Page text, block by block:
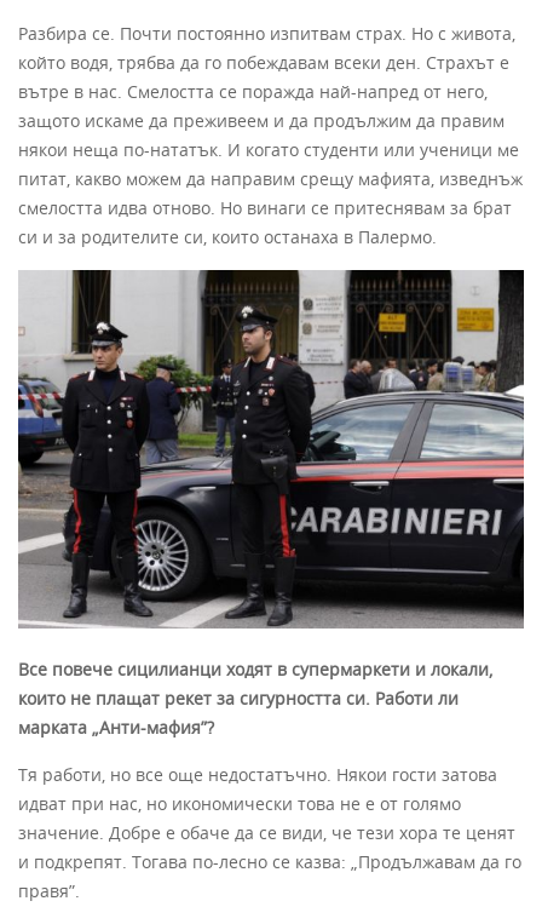
Разбира се. Почти постоянно изпитвам страх. Но с живота,
който водя, трябва да го побеждавам всеки ден. Страхът е
вътре в нас. Смелостта се поражда най-напред от него,
защото искаме да преживеем и да продължим да правим
някои неща по-нататък. И когато студенти или ученици ме
питат, какво можем да направим срещу мафията, изведнъж
смелостта идва отново. Но винаги се притеснявам за брат
си и за родителите си, които останаха в Палермо.
Все повече сицилианци ходят в супермаркети и локали,
които не плащат рекет за сигурността си. Работи ли
марката „Анти-мафия”?
Тя работи, но все още недостатъчно. Някои гости затова
идват при нас, но икономически това не е от голямо
значение. Добре е обаче да се види, че тези хора те ценят
и подкрепят. Тогава по-лесно се казва: „Продължавам да го
правя”.